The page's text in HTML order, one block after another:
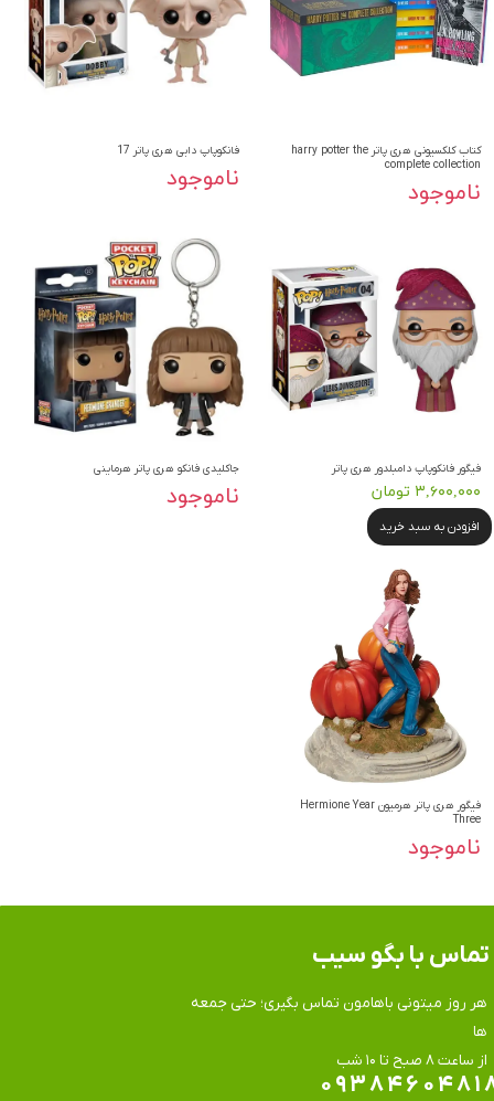
کتاب کلکسیونی هری پاتر harry potter the
complete collection
ناموجود
فانکوپاپ دابی هری پاتر 17
ناموجود
فیگور فانکوپاپ دامبلدور هری پاتر
۳,۶۰۰,۰۰۰ تومان
افزودن به سبد خرید
جاکلیدی فانکو هری پاتر هرماینی
ناموجود
فیگور هری پاتر هرمیون Hermione Year
Three
ناموجود
هر روز میتونی باهامون تماس بگیری؛ حتی جمعه
ها
​​​​​​​از ساعت ۸ صبح تا ۱۰ شب
تماس​​​​​​​ با بگو سیب